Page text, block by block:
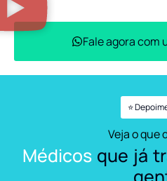
Fale agora com
⭐
Veja o que
Médicos que já